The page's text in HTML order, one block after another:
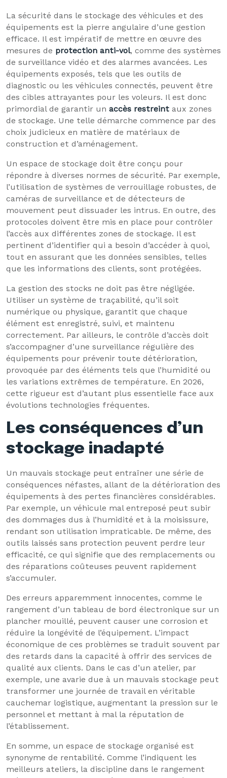
La sécurité dans le stockage des véhicules et des
équipements est la pierre angulaire d’une gestion
efficace. Il est impératif de mettre en œuvre des
mesures de protection anti-vol, comme des systèmes
de surveillance vidéo et des alarmes avancées. Les
équipements exposés, tels que les outils de
diagnostic ou les véhicules connectés, peuvent être
des cibles attrayantes pour les voleurs. Il est donc
primordial de garantir un accès restreint aux zones
de stockage. Une telle démarche commence par des
choix judicieux en matière de matériaux de
construction et d’aménagement.
Un espace de stockage doit être conçu pour
répondre à diverses normes de sécurité. Par exemple,
l’utilisation de systèmes de verrouillage robustes, de
caméras de surveillance et de détecteurs de
mouvement peut dissuader les intrus. En outre, des
protocoles doivent être mis en place pour contrôler
l’accès aux différentes zones de stockage. Il est
pertinent d’identifier qui a besoin d’accéder à quoi,
tout en assurant que les données sensibles, telles
que les informations des clients, sont protégées.
La gestion des stocks ne doit pas être négligée.
Utiliser un système de traçabilité, qu’il soit
numérique ou physique, garantit que chaque
élément est enregistré, suivi, et maintenu
correctement. Par ailleurs, le contrôle d’accès doit
s’accompagner d’une surveillance régulière des
équipements pour prévenir toute détérioration,
provoquée par des éléments tels que l’humidité ou
les variations extrêmes de température. En 2026,
cette rigueur est d’autant plus essentielle face aux
évolutions technologies fréquentes.
Les conséquences d’un
stockage inadapté
Un mauvais stockage peut entraîner une série de
conséquences néfastes, allant de la détérioration des
équipements à des pertes financières considérables.
Par exemple, un véhicule mal entreposé peut subir
des dommages dus à l’humidité et à la moisissure,
rendant son utilisation impraticable. De même, des
outils laissés sans protection peuvent perdre leur
efficacité, ce qui signifie que des remplacements ou
des réparations coûteuses peuvent rapidement
s’accumuler.
Des erreurs apparemment innocentes, comme le
rangement d’un tableau de bord électronique sur un
plancher mouillé, peuvent causer une corrosion et
réduire la longévité de l’équipement. L’impact
économique de ces problèmes se traduit souvent par
des retards dans la capacité à offrir des services de
qualité aux clients. Dans le cas d’un atelier, par
exemple, une avarie due à un mauvais stockage peut
transformer une journée de travail en véritable
cauchemar logistique, augmentant la pression sur le
personnel et mettant à mal la réputation de
l’établissement.
En somme, un espace de stockage organisé est
synonyme de rentabilité. Comme l’indiquent les
meilleurs ateliers, la discipline dans le rangement